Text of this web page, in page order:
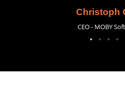
Christoph
CEO - MOBY